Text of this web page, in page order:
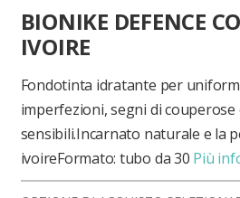
BIONIKE DEFENCE
IVOIRE
Fondotinta idratante per
imperfezioni, segni di
sensibili.Incarnato naturale e la
ivoireFormato: tubo da 30 Più